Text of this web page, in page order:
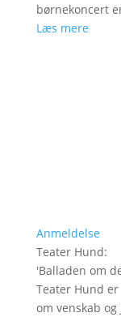
børnekoncert
Læs mere
Anmeldelse
Teater Hund:
'Balladen om
Teater Hund
om venskab